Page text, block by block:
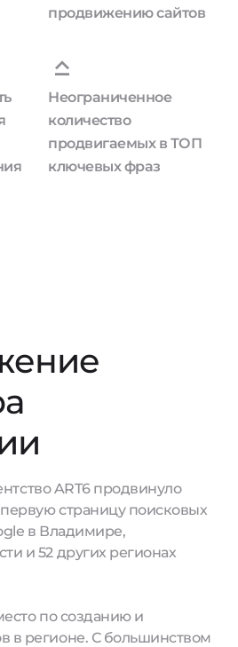
продвижению сайтов
Неограниченное
количество
продвигаемых в ТОП
ключевых фраз
ART6 продвинуло
страницу поисковых
в Владимире,
и 52 других регионах
по созданию и
в регионе. С большинством